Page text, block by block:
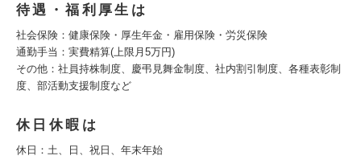
待遇・福利厚生は
社会保険：健康保険・厚生年金・雇用保険・労災保険
通勤手当：実費精算(上限月5万円)
その他：社員持株制度、慶弔見舞金制度、社内割引制度、各種表彰制
度、部活動支援制度など
休日休暇は
休日：土、日、祝日、年末年始